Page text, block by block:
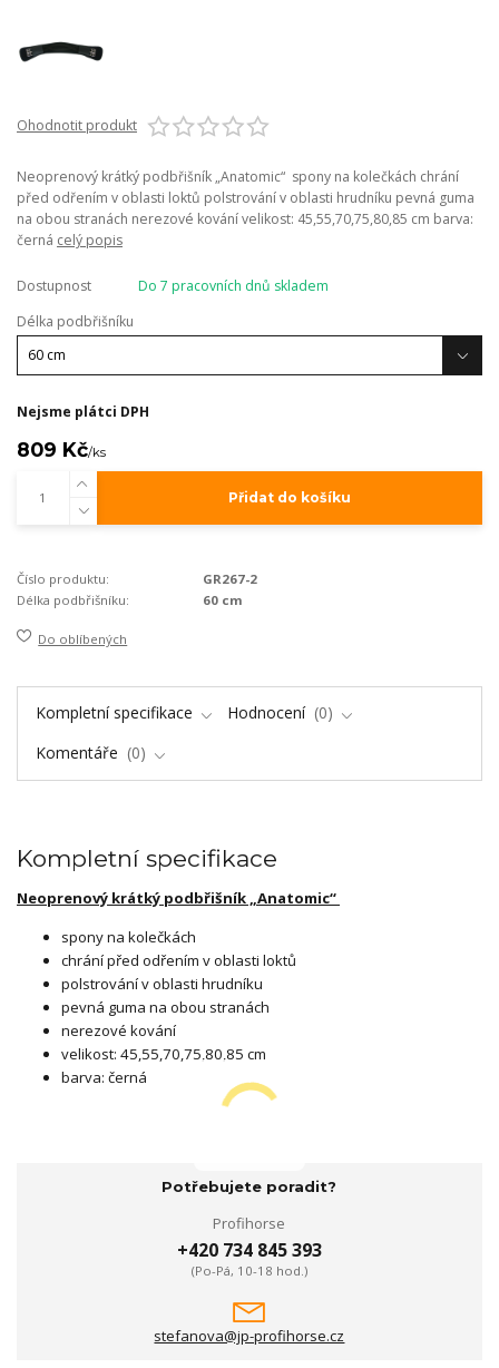
Ohodnotit produkt
Neoprenový krátký podbřišník „Anatomic“ spony na kolečkách chrání
před odřením v oblasti loktů polstrování v oblasti hrudníku pevná guma
na obou stranách nerezové kování velikost: 45,55,70,75,80,85 cm barva:
černá celý popis
Dostupnost
Do 7 pracovních dnů skladem
Délka podbřišníku
Nejsme plátci DPH
809 Kč/ks
Přidat do košíku
Číslo produktu:
GR267-2
Délka podbřišníku:
60 cm
Do oblíbených
Kompletní specifikace Hodnocení
0
Komentáře
0
Kompletní specifikace
Neoprenový krátký podbřišník „Anatomic“
spony na kolečkách
chrání před odřením v oblasti loktů
polstrování v oblasti hrudníku
pevná guma na obou stranách
nerezové kování
velikost: 45,55,70,75,80,85 cm
barva: černá
Potřebujete poradit?
Profihorse
+420 734 845 393
(Po-Pá, 10-18 hod.)
stefanova@jp-profihorse.cz